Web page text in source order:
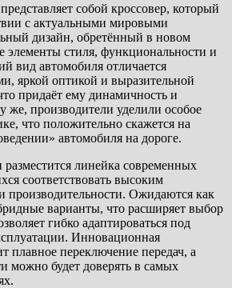
собой кроссовер, который
с актуальными мировыми
дизайн, обретённый в новом
элементы стиля, функциональности и
вид автомобиля отличается
яркой оптикой и выразительной
придаёт ему динамичность и
же, производители уделили особое
что положительно скажется на
автомобиля на дороге.
линейка современных
соответствовать высоким
производительности. Ожидаются как
варианты, что расширяет выбор
гибко адаптироваться под
Инновационная
плавное переключение передач, а
можно будет доверять в самых